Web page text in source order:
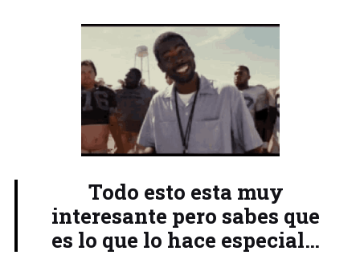
Todo esto esta muy
interesante pero sabes que
es lo que lo hace especial…